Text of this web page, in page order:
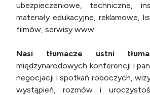
ubezpieczeniowe, techniczne,
materiały edukacyjne, reklamowe,
filmów, serwisy www.
Nasi tłumacze ustni
międzynarodowych konferencji i
negocjacji i spotkań roboczych,
wystąpień, rozmów i